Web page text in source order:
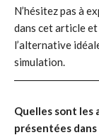
N’hésitez pas à
dans cet article
l’alternative
simulation.
Quelles sont les
présentées dans